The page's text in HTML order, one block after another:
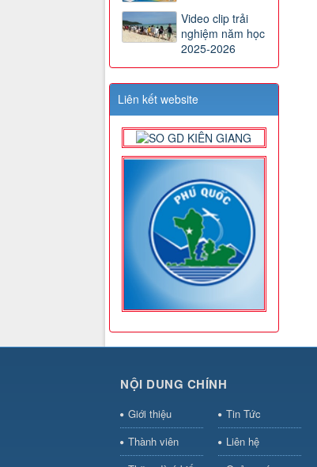
Video clip trải
nghiệm năm học
2025-2026
Liên kết website
NỘI DUNG CHÍNH
Giới thiệu
Tin Tức
Thành viên
Liên hệ